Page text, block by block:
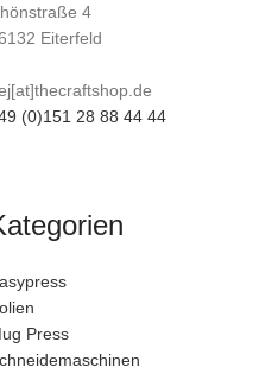
4
Eiterfeld
(0)151 28 88 44 44
Press